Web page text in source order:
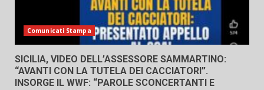
Comunicati Stampa
SICILIA, VIDEO DELL’ASSESSORE SAMMARTINO:
“AVANTI CON LA TUTELA DEI CACCIATORI”.
INSORGE IL WWF: “PAROLE SCONCERTANTI E